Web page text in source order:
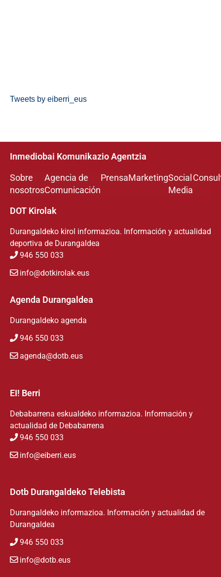
Tweets by eiberri_eus
Inmediobai Komunikazio Agentzia
Sobre
nosotros
Agencia de
Comunicación
PrensaMarketingSocial
Media
DOT Kirolak
Durangaldeko kirol informazioa. Información y actualidad
deportiva de Durangaldea
946 550 033
info@dotkirolak.eus
Agenda Durangaldea
Durangaldeko agenda
946 550 033
agenda@dotb.eus
EI! Berri
Debabarrena eskualdeko informazioa. Información y
actualidad de Debabarrena
946 550 033
info@eiberri.eus
Dotb Durangaldeko Telebista
Durangaldeko informazioa. Información y actualidad de
Durangaldea
946 550 033
info@dotb.eus